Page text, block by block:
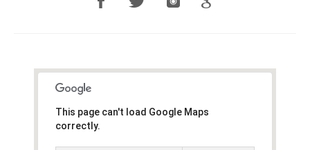
This page can't load Google Maps
correctly.